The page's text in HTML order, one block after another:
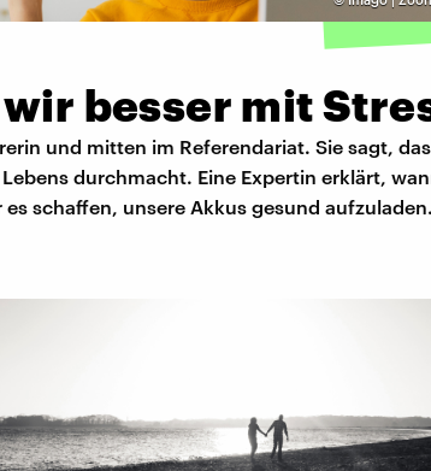
besser mit
und mitten im Referendariat. Sie sagt,
durchmacht. Eine Expertin erklärt,
schaffen, unsere Akkus gesund aufzuladen.